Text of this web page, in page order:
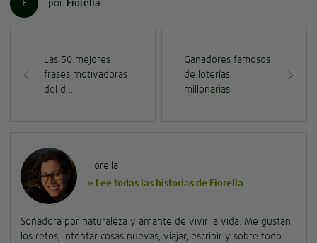
F por Fiorella
Las 50 mejores
frases motivadoras
del d…
Ganadores famosos
de loterías
millonarias
Fiorella
» Lee todas las historias de Fiorella
Soñadora por naturaleza y amante de vivir la vida. Me gustan
los retos, intentar cosas nuevas, viajar, escribir y sobre todo